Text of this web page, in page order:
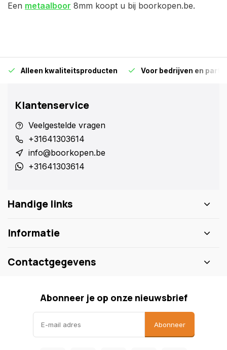
Een metaalboor 8mm koopt u bij boorkopen.be.
Alleen kwaliteitsproducten Voor bedrijven en
Klantenservice
Veelgestelde vragen
+31641303614
info@boorkopen.be
+31641303614
Handige links
Informatie
Contactgegevens
Abonneer je op onze nieuwsbrief
Abonneer